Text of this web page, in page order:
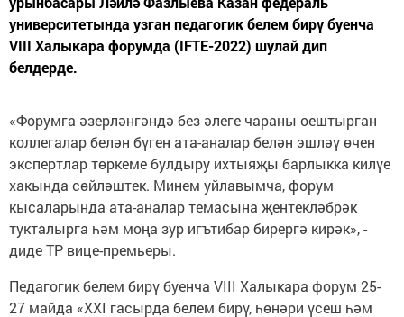
университетында узган педагогик белем бирү буенча
VIII Халыкара форумда (IFTE-2022) шулай дип
белдерде.
«Форумга әзерләнгәндә без әлеге чараны оештырган
коллегалар белән бүген ата-аналар белән эшләү өчен
экспертлар төркеме булдыру ихтыяҗы барлыкка килүе
хакында сөйләштек. Минем уйлавымча, форум
кысаларында ата-аналар темасына җентекләбрәк
тукталырга һәм моңа зур игътибар бирергә кирәк», -
диде ТР вице-премьеры.
Педагогик белем бирү буенча VIII Халыкара форум 25-
27 майда «XXI гасырда белем бирү, һөнәри үсеш һәм